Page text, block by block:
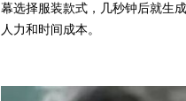
幕选择服装款式，几秒钟后就生
人力和时间成本。